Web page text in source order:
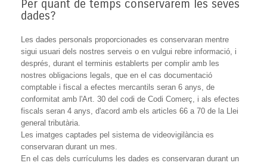
Per quant de temps conservarem les seves
dades?
Les dades personals proporcionades es conservaran mentre
sigui usuari dels nostres serveis o en vulgui rebre informació, i
després, durant el terminis establerts per complir amb les
nostres obligacions legals, que en el cas documentació
comptable i fiscal a efectes mercantils seran 6 anys, de
conformitat amb l'Art. 30 del codi de Codi Comerç, i als efectes
fiscals seran 4 anys, d'acord amb els articles 66 a 70 de la Llei
general tributària.
Les imatges captades pel sistema de videovigilància es
conservaran durant un mes.
En el cas dels currículums les dades es conservaran durant un